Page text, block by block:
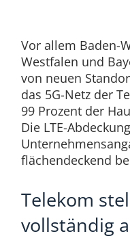
Vor allem Baden-
Westfalen und
von neuen
das 5G-Netz der
99 Prozent der
Die LTE-
flächendeckend
Telekom
vollständig